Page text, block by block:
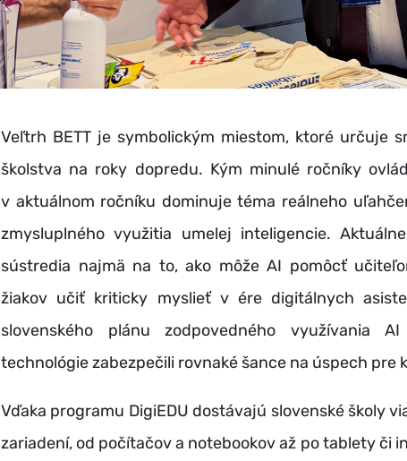
Veľtrh BETT je symbolickým miestom, ktoré určuje
školstva na roky dopredu. Kým minulé ročníky
v aktuálnom ročníku dominuje téma reálneho
zmysluplného využitia umelej inteligencie.
sústredia najmä na to, ako môže AI pomôcť
žiakov učiť kriticky myslieť v ére digitálnych
slovenského plánu zodpovedného využívania
technológie zabezpečili rovnaké šance na úspech pre
Vďaka programu DigiEDU dostávajú slovenské školy
zariadení, od počítačov a notebookov až po tablety či